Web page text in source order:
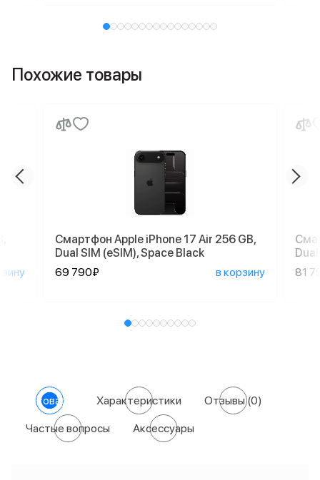
Похожие товары
Смартфон Apple iPhone 17 Air 256 GB,
Dual SIM (eSIM), Space Black
69 790₽
в корзину
81
О товаре Характеристики Отзывы(0)
Частые вопросы Аксессуары